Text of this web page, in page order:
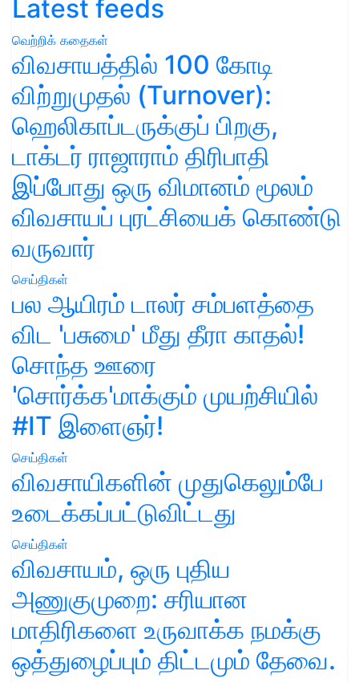
Latest feeds
வெற்றிக் கதைகள்
விவசாயத்தில் 100 கோடி
விற்றுமுதல் (Turnover):
ஹெலிகாப்டருக்குப் பிறகு,
டாக்டர் ராஜாராம் திரிபாதி
இப்போது ஒரு விமானம் மூலம்
விவசாயப் புரட்சியைக் கொண்டு
வருவார்
செய்திகள்
பல ஆயிரம் டாலர் சம்பளத்தை
விட 'பசுமை' மீது தீரா காதல்!
சொந்த ஊரை
'சொர்க்க'மாக்கும் முயற்சியில்
#IT இளைஞர்!
செய்திகள்
விவசாயிகளின் முதுகெலும்பே
உடைக்கப்பட்டுவிட்டது
செய்திகள்
விவசாயம், ஒரு புதிய
அணுகுமுறை: சரியான
மாதிரிகளை உருவாக்க நமக்கு
ஒத்துழைப்பும் திட்டமும் தேவை.